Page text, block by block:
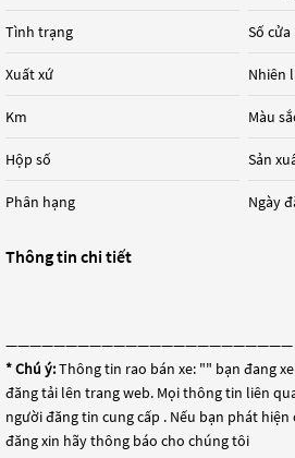
Tình trạng
Xuất xứ
Km
Hộp số
Phân hạng
Số cửa
Nhiên
Màu
Sản
Ngày
Thông tin chi tiết
————————————————————————
* Chú ý:Thông tin rao bán xe: "" bạn đang
đăng tải lên trang web. Mọi thông tin liên
người đăng tin cung cấp . Nếu bạn phát hiện
đăng xin hãy thông báo cho chúng tôi